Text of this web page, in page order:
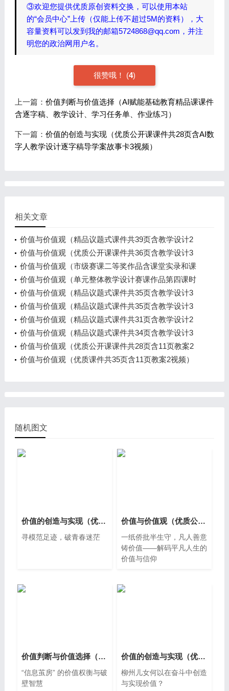
③欢迎您提供优质原创资料交换，可以使用本站
的“会员中心”上传（仅能上传不超过5M的资料），大
容量资料可以发到我的邮箱5724868@qq.com，并注
明您的政治网用户名。
很赞哦！ (4)
上一篇： 价值判断与价值选择（AI赋能基础教育精品课课件
含逐字稿、教学设计、学习任务单、作业练习）
下一篇： 价值的创造与实现（优质公开课课件共28页含AI数
字人教学设计逐字稿导学案故事卡3视频）
相关文章
价值与价值观（精品议题式课件共39页含教学设计2
视频）
价值与价值观（优质公开课课件共36页含教学设计3
视频）
价值与价值观（市级赛课二等奖作品含课堂实录和课
件教学设计）
价值与价值观（单元整体教学设计赛课作品第四课时
含课件和课时教学设计）
价值与价值观（精品议题式课件共35页含教学设计3
视频）
价值与价值观（精品议题式课件共35页含教学设计3
视频）
价值与价值观（精品议题式课件共31页含教学设计2
视频）
价值与价值观（精品议题式课件共34页含教学设计3
视频）
价值与价值观（优质公开课课件共28页含11页教案2
视频）
价值与价值观（优质课件共35页含11页教案2视频）
随机图文
价值的创造与实现（优质公开课课件共28页含AI数字人教学设计逐字稿导学案故事卡3视频）
寻模范足迹，破青春迷茫
价值与价值观（优质公开课课件共30页含教学设计逐字稿2视频）
一纸侨批半生守，凡人善意
铸价值——解码平凡人生的
价值与信仰
价值判断与价值选择（AI赋能基础教育精品课课件含逐字稿、教学设计、学习任务单、作业练习）
“信息茧房” 的价值权衡与破
壁智慧
价值的创造与实现（优质公开课课件共25页含教学设计1视频）
柳州儿女何以在奋斗中创造
与实现价值？